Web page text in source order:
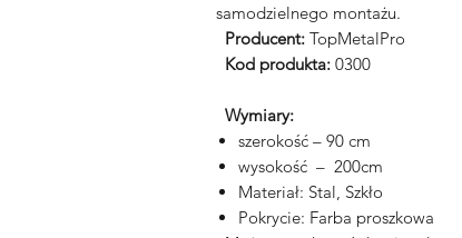
samodzielnego montażu.
Producent: TopMetalPro
Kod produkta: 0300
Wymiary:
szerokość – 90 cm
wysokość – 200cm
Materiał: Stal, Szkło
Pokrycie: Farba proszkowa